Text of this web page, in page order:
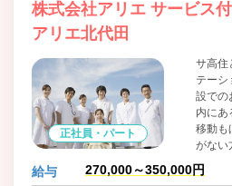
株式会社アリエ サービス
アリエ北代田
正社員・パート
サ高住
テーシ
設でのお仕
内にあ
移動もほ
がない
最大限
ます。
給与 270,000～350,000円